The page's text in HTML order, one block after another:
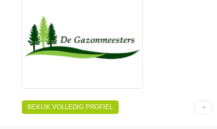
BEKIJK VOLLEDIG PROFIEL